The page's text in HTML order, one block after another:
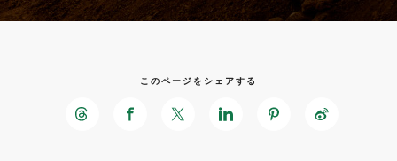
このページをシェアする